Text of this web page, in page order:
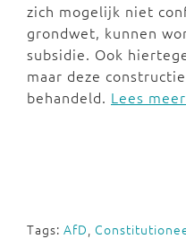
zich mogelijk niet
grondwet, kunnen
subsidie. Ook
maar deze
behandeld. Lees
Tags: AfD,